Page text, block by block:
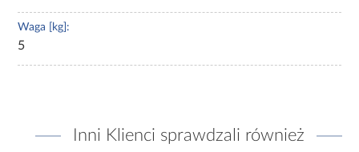
Waga [kg]:
5
Inni Klienci sprawdzali również